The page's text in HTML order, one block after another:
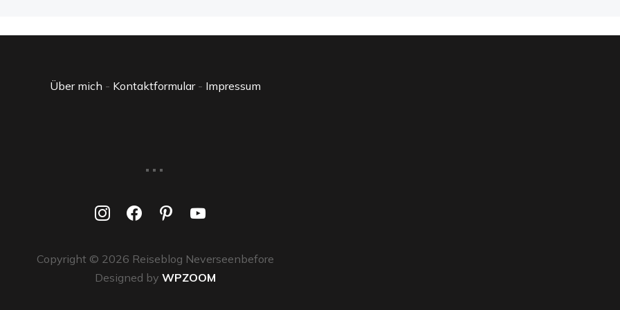
Über mich - Kontaktformular- Impressum
...
instagramfacebookpinterestyoutube
Copyright © 2026 Reiseblog Neverseenbefore
Designed by WPZOOM